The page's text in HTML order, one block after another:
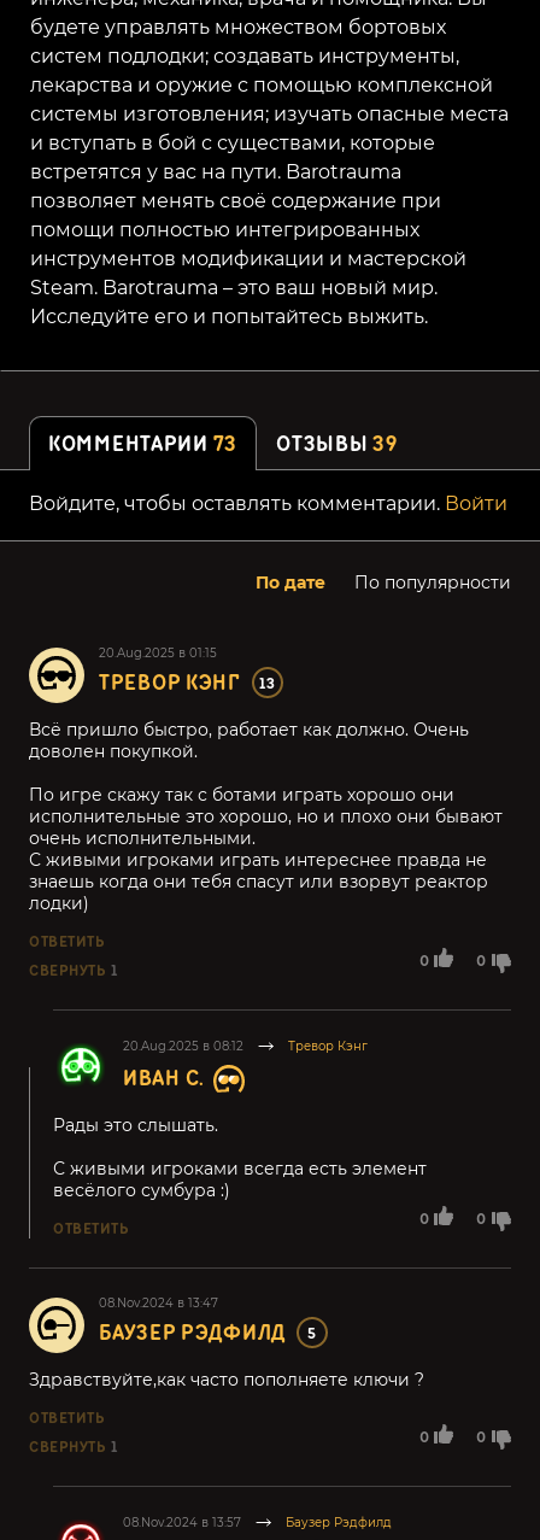
будете управлять множеством бортовых
систем подлодки; создавать инструменты,
лекарства и оружие с помощью комплексной
системы изготовления; изучать опасные места
и вступать в бой с существами, которые
встретятся у вас на пути. Barotrauma
позволяет менять своё содержание при
помощи полностью интегрированных
инструментов модификации и мастерской
Steam. Barotrauma – это ваш новый мир.
Исследуйте его и попытайтесь выжить.
КОММЕНТАРИИ 73 ОТЗЫВЫ39
Войдите, чтобы оставлять комментарии. Войти
По дате По популярности
20.Aug.2025 в 01:15
ТРЕВОР КЭНГ 13
0 0
Всё пришло быстро, работает как должно. Очень
доволен покупкой.
По игре скажу так с ботами играть хорошо они
исполнительные это хорошо, но и плохо они бывают
очень исполнительными.
С живыми игроками играть интереснее правда не
знаешь когда они тебя спасут или взорвут реактор
лодки)
ОТВЕТИТЬ
СВЕРНУТЬ 1
20.Aug.2025 в 08:12 Тревор Кэнг
ИВАН С.
0 0
Рады это слышать.
С живыми игроками всегда есть элемент
весёлого сумбура :)
ОТВЕТИТЬ
08.Nov.2024 в 13:47
БАУЗЕР РЭДФИЛД 5
0 0
Здравствуйте,как часто пополняете ключи ?
ОТВЕТИТЬ
СВЕРНУТЬ 1
08.Nov.2024 в 13:57 Баузер Рэдфилд